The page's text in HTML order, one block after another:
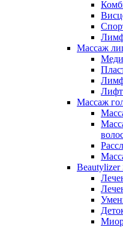
Массаж
Массаж
Beautylizer